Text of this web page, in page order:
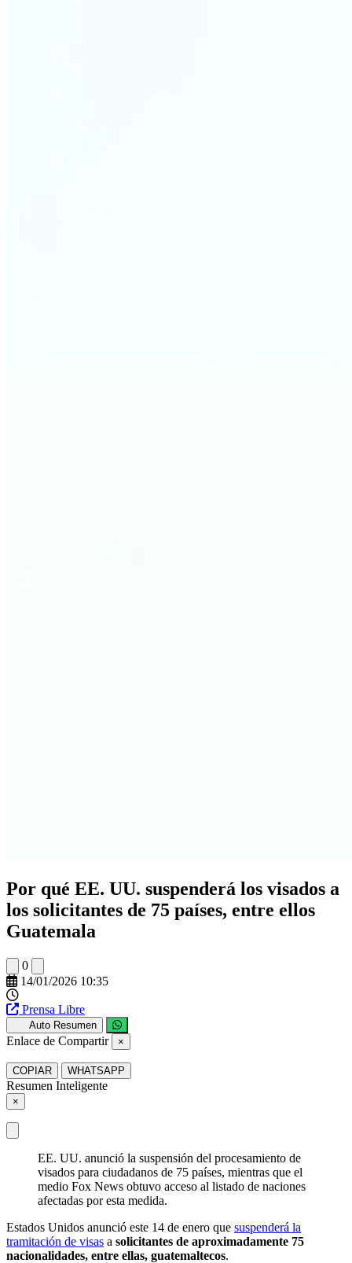
Por qué EE. UU. suspenderá los visados a
los solicitantes de 75 países, entre ellos
Guatemala
0
14/01/2026 10:35
Prensa Libre
Auto Resumen
Enlace de Compartir ×
COPIAR WHATSAPP
Resumen Inteligente
×
EE. UU. anunció la suspensión del procesamiento de
visados para ciudadanos de 75 países, mientras que el
medio Fox News obtuvo acceso al listado de naciones
afectadas por esta medida.
Estados Unidos anunció este 14 de enero que suspenderá la
tramitación de visas a solicitantes de aproximadamente 75
nacionalidades, entre ellas, guatemaltecos.